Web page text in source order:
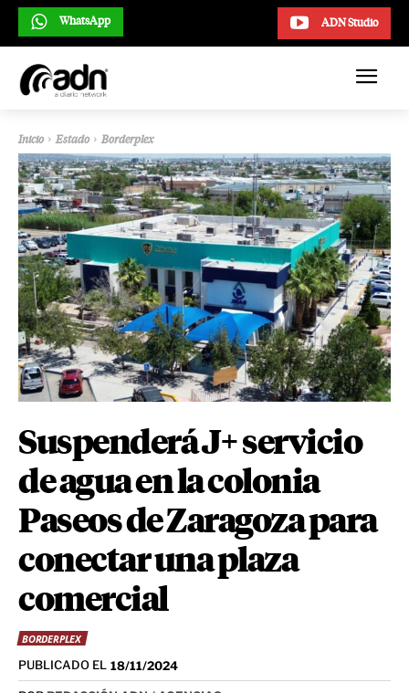
ADN Studio
WhatsApp
Inicio Estado Borderplex
Suspenderá J+ servicio
de agua en la colonia
Paseos de Zaragoza para
conectar una plaza
comercial
BORDERPLEX
PUBLICADO EL 18/11/2024